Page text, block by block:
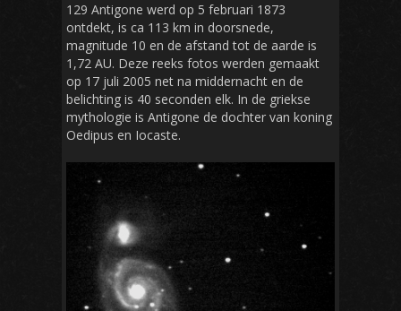
129 Antigone werd op 5 februari 1873
ontdekt, is ca 113 km in doorsnede,
magnitude 10 en de afstand tot de aarde is
1,72 AU. Deze reeks fotos werden gemaakt
op 17 juli 2005 net na middernacht en de
belichting is 40 seconden elk. In de griekse
mythologie is Antigone de dochter van koning
Oedipus en Iocaste.